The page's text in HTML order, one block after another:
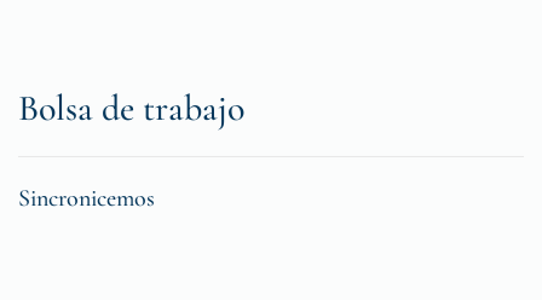
Bolsa de trabajo
Sincronicemos